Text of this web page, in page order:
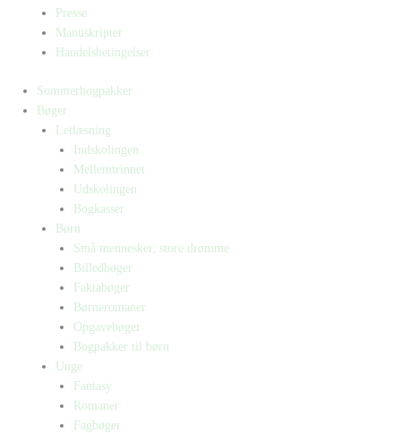
Presse
Manuskripter
Handelsbetingelser
Sommerbogpakker
Bøger
Letlæsning
Indskolingen
Mellemtrinnet
Udskolingen
Bogkasser
Børn
Små mennesker, store drømme
Billedbøger
Faktabøger
Børneromaner
Opgavebøger
Bogpakker til børn
Unge
Fantasy
Romaner
Fagbøger